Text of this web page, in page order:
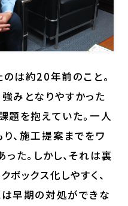
は約20年前のこと。
みとなりやすかった
題を抱えていた。一人
、施工提案までをワ
た。しかし、それは裏
ックス化しやすく、
早期の対処ができな